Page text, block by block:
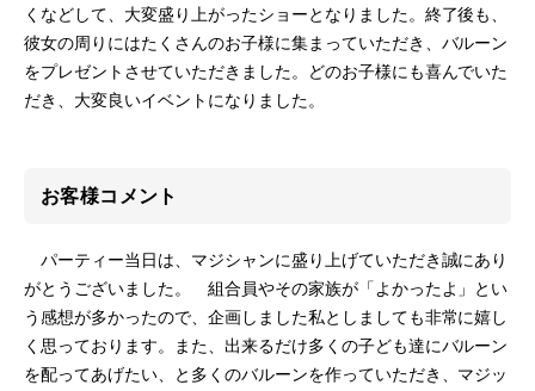
くなどして、大変盛り上がったショーとなりました。終了後も、
彼女の周りにはたくさんのお子様に集まっていただき、バルーン
をプレゼントさせていただきました。どのお子様にも喜んでいた
だき、大変良いイベントになりました。
お客様コメント
パーティー当日は、マジシャンに盛り上げていただき誠にあり
がとうございました。 組合員やその家族が「よかったよ」とい
う感想が多かったので、企画しました私としましても非常に嬉し
く思っております。また、出来るだけ多くの子ども達にバルーン
を配ってあげたい、と多くのバルーンを作っていただき、マジッ